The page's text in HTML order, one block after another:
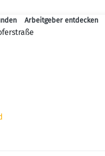
Haupt-Navigation
Arbeitgeber entdecken